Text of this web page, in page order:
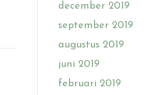
december 2019
september 2019
augustus 2019
juni 2019
februari 2019